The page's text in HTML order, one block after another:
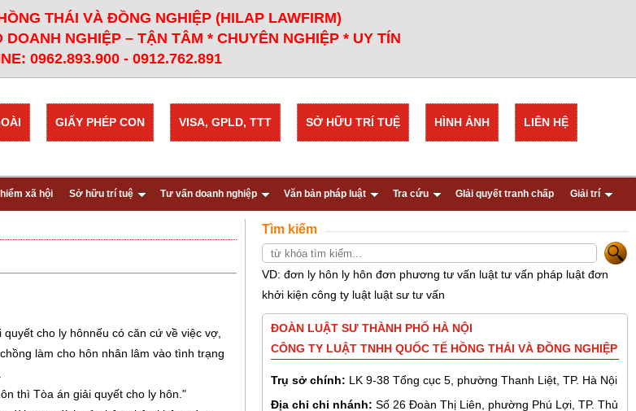
THÁI VÀ ĐỒNG NGHIỆP (HILAP LAWFIRM)
NGHIỆP – TẬN TÂM * CHUYÊN NGHIỆP * UY TÍN
0962.893.900 - 0912.762.891
LIÊN HỆ
HÌNH ẢNH
SỞ HỮU TRÍ TUỆ
VISA, GPLD, TTT
GIẤY PHÉP CON
xã hội Sở hữu trí tuệ Tư vấn doanh nghiệp Văn bản pháp luật Tra cứu GIải quyết tranh chấp Giải trí
cho ly hônnếu có căn cứ về việc vợ,
làm cho hôn nhân lâm vào tình trạng
thì Tòa án giải quyết cho ly hôn."
Tìm kiếm
VD: đơn ly hôn ly hôn đơn phương tư vấn luật tư vấn pháp luật đơn
khởi kiện công ty luật luật sư tư vấn
ĐOÀN LUẬT SƯ THÀNH PHỐ HÀ NỘI
CÔNG TY LUẬT TNHH QUỐC TẾ HỒNG THÁI VÀ ĐỒNG NGHIỆP
Trụ sở chính: LK 9-38 Tổng cục 5, phường Thanh Liệt, TP. Hà Nội
Địa chỉ chi nhánh: Số 26 Đoàn Thị Liên, phường Phú Lợi, TP. Thủ